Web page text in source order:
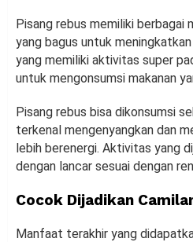
Pisang rebus memiliki berbagai
yang bagus untuk
yang memiliki aktivitas super
untuk mengonsumsi makanan
Pisang rebus bisa dikonsumsi
terkenal mengenyangkan dan
lebih berenergi. Aktivitas yang
dengan lancar sesuai dengan
Cocok Dijadikan
Manfaat terakhir yang